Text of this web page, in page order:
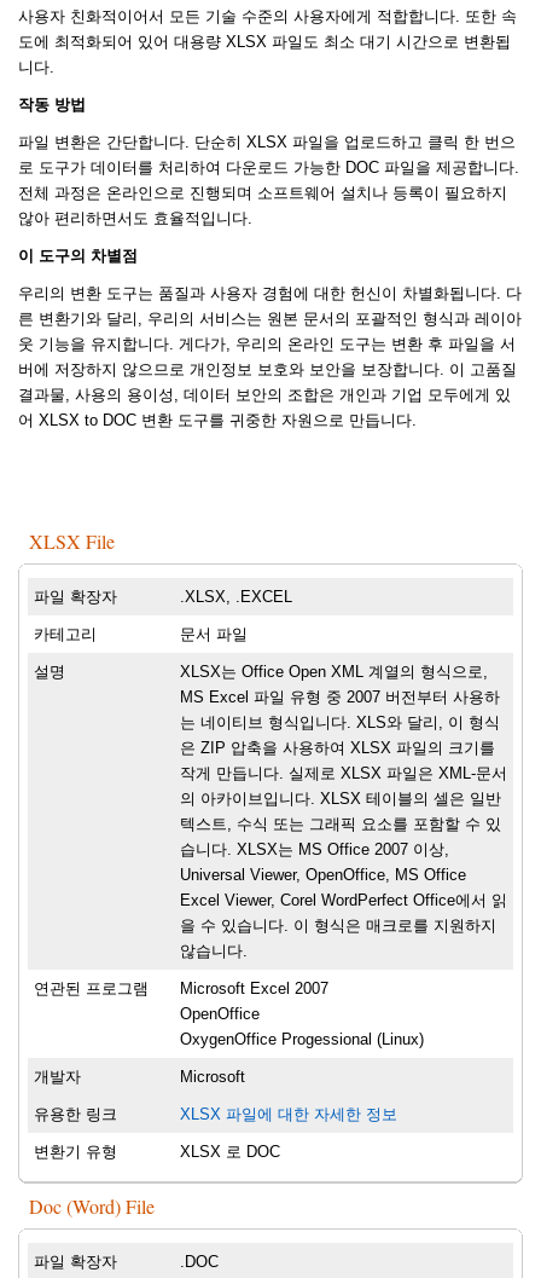
사용자 친화적이어서 모든 기술 수준의 사용자에게 적합합니다. 또한 속
도에 최적화되어 있어 대용량 XLSX 파일도 최소 대기 시간으로 변환됩
니다.
작동 방법
파일 변환은 간단합니다. 단순히 XLSX 파일을 업로드하고 클릭 한 번으
로 도구가 데이터를 처리하여 다운로드 가능한 DOC 파일을 제공합니다.
전체 과정은 온라인으로 진행되며 소프트웨어 설치나 등록이 필요하지
않아 편리하면서도 효율적입니다.
이 도구의 차별점
우리의 변환 도구는 품질과 사용자 경험에 대한 헌신이 차별화됩니다. 다
른 변환기와 달리, 우리의 서비스는 원본 문서의 포괄적인 형식과 레이아
웃 기능을 유지합니다. 게다가, 우리의 온라인 도구는 변환 후 파일을 서
버에 저장하지 않으므로 개인정보 보호와 보안을 보장합니다. 이 고품질
결과물, 사용의 용이성, 데이터 보안의 조합은 개인과 기업 모두에게 있
어 XLSX to DOC 변환 도구를 귀중한 자원으로 만듭니다.
XLSX File
파일 확장자 .XLSX, .EXCEL
카테고리 문서 파일
설명
XLSX는 Office Open XML 계열의 형식으로,
MS Excel 파일 유형 중 2007 버전부터 사용하
는 네이티브 형식입니다. XLS와 달리, 이 형식
은 ZIP 압축을 사용하여 XLSX 파일의 크기를
작게 만듭니다. 실제로 XLSX 파일은 XML-문서
의 아카이브입니다. XLSX 테이블의 셀은 일반
텍스트, 수식 또는 그래픽 요소를 포함할 수 있
습니다. XLSX는 MS Office 2007 이상,
Universal Viewer, OpenOffice, MS Office
Excel Viewer, Corel WordPerfect Office에서 읽
을 수 있습니다. 이 형식은 매크로를 지원하지
않습니다.
연관된 프로그램
Microsoft Excel 2007
OpenOffice
OxygenOffice Progessional (Linux)
개발자 Microsoft
유용한 링크 XLSX 파일에 대한 자세한 정보
변환기 유형 XLSX 로 DOC
Doc (Word) File
파일 확장자 .DOC